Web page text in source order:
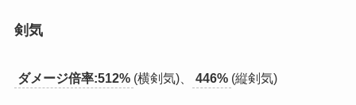
剣気
ダメージ倍率:512% (横剣気)、 446% (縦剣気)